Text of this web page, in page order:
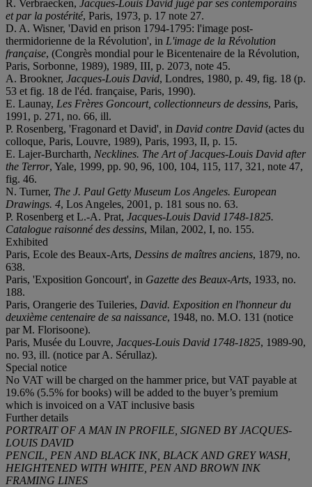
R. Verbraecken, Jacques-Louis David jugé par ses contemporains
et par la postérité, Paris, 1973, p. 17 note 27.
D. A. Wisner, 'David en prison 1794-1795: l'image post-
thermidorienne de la Révolution', in L'image de la Révolution
française, (Congrès mondial pour le Bicentenaire de la Révolution,
Paris, Sorbonne, 1989), 1989, III, p. 2073, note 45.
A. Brookner, Jacques-Louis David, Londres, 1980, p. 49, fig. 18 (p.
53 et fig. 18 de l'éd. française, Paris, 1990).
E. Launay, Les Frères Goncourt, collectionneurs de dessins, Paris,
1991, p. 271, no. 66, ill.
P. Rosenberg, 'Fragonard et David', in David contre David (actes du
colloque, Paris, Louvre, 1989), Paris, 1993, II, p. 15.
E. Lajer-Burcharth, Necklines. The Art of Jacques-Louis David after
the Terror, Yale, 1999, pp. 90, 96, 100, 104, 115, 117, 321, note 47,
fig. 46.
N. Turner, The J. Paul Getty Museum Los Angeles. European
Drawings. 4, Los Angeles, 2001, p. 181 sous no. 63.
P. Rosenberg et L.-A. Prat, Jacques-Louis David 1748-1825.
Catalogue raisonné des dessins, Milan, 2002, I, no. 155.
Exhibited
Paris, Ecole des Beaux-Arts, Dessins de maîtres anciens, 1879, no.
638.
Paris, 'Exposition Goncourt', in Gazette des Beaux-Arts, 1933, no.
188.
Paris, Orangerie des Tuileries, David. Exposition en l'honneur du
deuxième centenaire de sa naissance, 1948, no. M.O. 131 (notice
par M. Florisoone).
Paris, Musée du Louvre, Jacques-Louis David 1748-1825, 1989-90,
no. 93, ill. (notice par A. Sérullaz).
Special notice
No VAT will be charged on the hammer price, but VAT payable at
19.6% (5.5% for books) will be added to the buyer’s premium
which is invoiced on a VAT inclusive basis
Further details
PORTRAIT OF A MAN IN PROFILE, SIGNED BY JACQUES-
LOUIS DAVID
PENCIL, PEN AND BLACK INK, BLACK AND GREY WASH,
HEIGHTENED WITH WHITE, PEN AND BROWN INK
FRAMING LINES